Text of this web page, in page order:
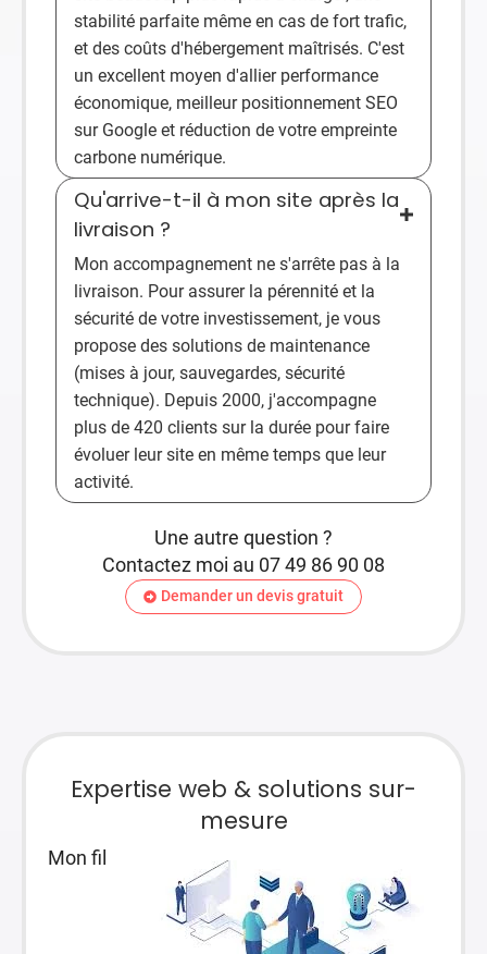
stabilité parfaite même en cas de fort trafic,
et des coûts d'hébergement maîtrisés. C'est
un excellent moyen d'allier performance
économique, meilleur positionnement SEO
sur Google et réduction de votre empreinte
carbone numérique.
Qu'arrive-t-il à mon site après la
livraison ?
Mon accompagnement ne s'arrête pas à la
livraison. Pour assurer la pérennité et la
sécurité de votre investissement, je vous
propose des solutions de maintenance
(mises à jour, sauvegardes, sécurité
technique). Depuis 2000, j'accompagne
plus de 420 clients sur la durée pour faire
évoluer leur site en même temps que leur
activité.
Une autre question ?
Contactez moi au 07 49 86 90 08
Demander un devis gratuit
Expertise web & solutions sur-
mesure
Mon fil